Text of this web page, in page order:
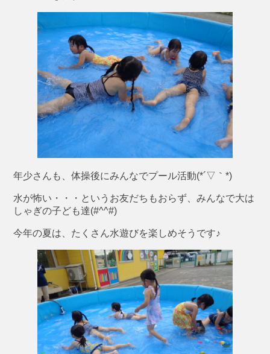
年少さんも、体操後にみんなでプール活動(*´▽｀*)
水が怖い・・・というお友だちもおらず、みんなで大は
しゃぎの子ども達(#^^#)
今年の夏は、たくさん水遊びを楽しめそうです♪